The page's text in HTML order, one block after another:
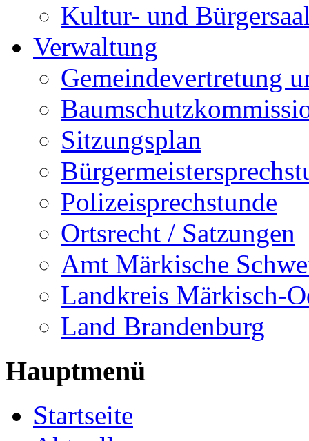
Kultur- und
Verwaltung
Gemeindevertretung
Sitzungsplan
Polizeisprechstunde
Ortsrecht / Satzungen
Amt Märkische
Landkreis Märkisch-
Land Brandenburg
Hauptmenü
Startseite